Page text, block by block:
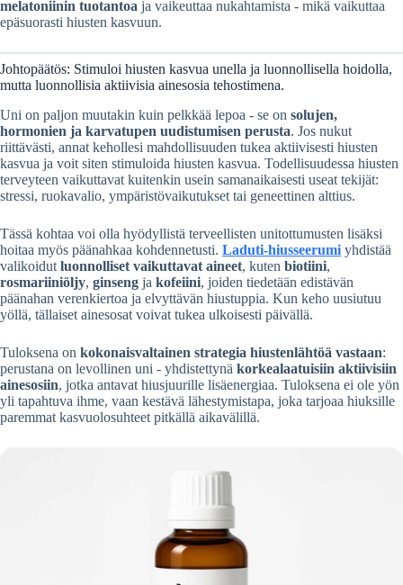
melatoniinin tuotantoa ja vaikeuttaa nukahtamista - mikä vaikuttaa
epäsuorasti hiusten kasvuun.
Johtopäätös: Stimuloi hiusten kasvua unella ja luonnollisella hoidolla,
mutta luonnollisia aktiivisia ainesosia tehostimena.
Uni on paljon muutakin kuin pelkkää lepoa - se on solujen,
hormonien ja karvatupen uudistumisen perusta. Jos nukut
riittävästi, annat kehollesi mahdollisuuden tukea aktiivisesti hiusten
kasvua ja voit siten stimuloida hiusten kasvua. Todellisuudessa hiusten
terveyteen vaikuttavat kuitenkin usein samanaikaisesti useat tekijät:
stressi, ruokavalio, ympäristövaikutukset tai geneettinen alttius.
Tässä kohtaa voi olla hyödyllistä terveellisten unitottumusten lisäksi
hoitaa myös päänahkaa kohdennetusti. Laduti-hiusseerumi yhdistää
valikoidut luonnolliset vaikuttavat aineet, kuten biotiini,
rosmariiniöljy, ginseng ja kofeiini, joiden tiedetään edistävän
päänahan verenkiertoa ja elvyttävän hiustuppia. Kun keho uusiutuu
yöllä, tällaiset ainesosat voivat tukea ulkoisesti päivällä.
Tuloksena on kokonaisvaltainen strategia hiustenlähtöä vastaan:
perustana on levollinen uni - yhdistettynä korkealaatuisiin aktiivisiin
ainesosiin, jotka antavat hiusjuurille lisäenergiaa. Tuloksena ei ole yön
yli tapahtuva ihme, vaan kestävä lähestymistapa, joka tarjoaa hiuksille
paremmat kasvuolosuhteet pitkällä aikavälillä.